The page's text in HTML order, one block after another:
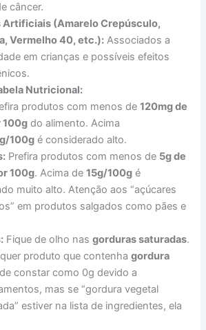
câncer.
Artificiais (Amarelo Crepúsculo,
Vermelho 40, etc.): Associados a
em crianças e possíveis efeitos
Nutricional:
produtos com menos de120mg de
100g do alimento. Acima
100g é considerado alto.
Prefira produtos com menos de 5g de
100g. Acima de15g/100g é
muito alto. Atenção aos “açúcares
em produtos salgados como pães e
Fique de olho nasgorduras saturadas.
produto que contenhagordura
constar como 0g devido a
mas se “gordura vegetal
estiver na lista de ingredientes, ela